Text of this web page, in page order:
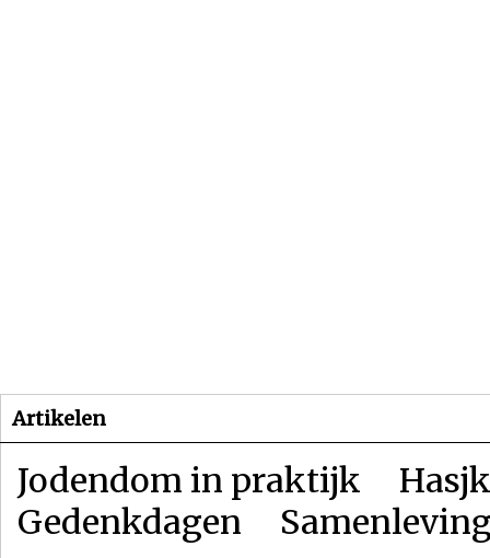
Artikelen
Jodendom in praktijk
Gedenkdagen